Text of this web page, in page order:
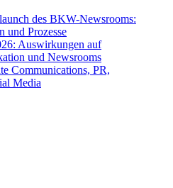
des BKW-Newsrooms:
und Prozesse
Auswirkungen auf
und Newsrooms
Communications, PR,
Media